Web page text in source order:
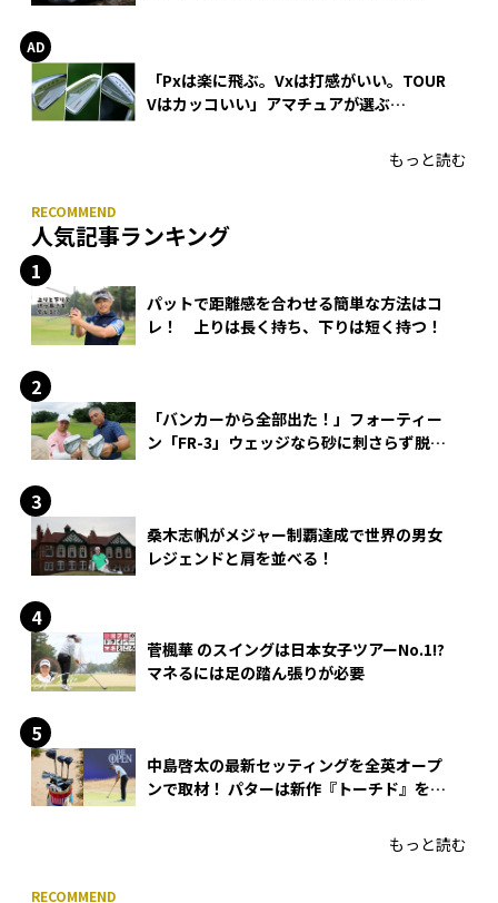
「Pxは楽に飛ぶ。Vxは打感がいい。TOUR
Vはカッコいい」アマチュアが選ぶ
もっと読む
人気記事ランキング
パットで距離感を合わせる簡単な方法はコ
レ！ 上りは長く持ち、下りは短く持つ！
「バンカーから全部出た！」フォーティー
ン「FR-3」ウェッジなら砂に刺さらず脱出
桑木志帆がメジャー制覇達成で世界の男女
レジェンドと肩を並べる！
菅楓華 のスイングは日本女子ツアーNo.1!?
マネるには足の踏ん張りが必要
中島啓太の最新セッティングを全英オープ
ンで取材！ パターは新作『トーチド』を投
もっと読む